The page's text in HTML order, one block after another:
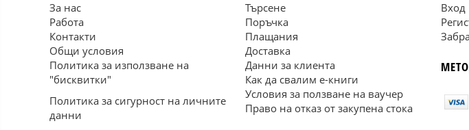
За нас
Работа
Контакти
Общи условия
Политика за използване на
"бисквитки"
Политика за сигурност на личните
данни
Търсене
Поръчка
Плащания
Доставка
Данни за клиента
Как да свалим е-книги
Условия за ползване на ваучер
Право на отказ от закупена стока
Вход